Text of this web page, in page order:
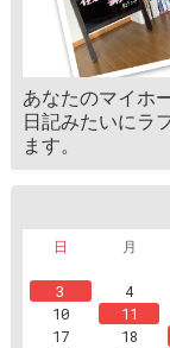
あなたのマイホ
日記みたいにラ
ます。
日
月
3
4
10
11
17
18